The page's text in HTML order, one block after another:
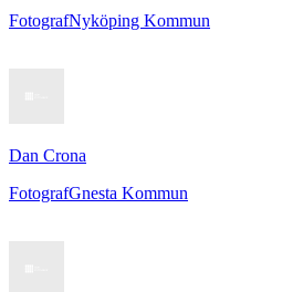
FotografNyköping Kommun
Dan Crona
FotografGnesta Kommun